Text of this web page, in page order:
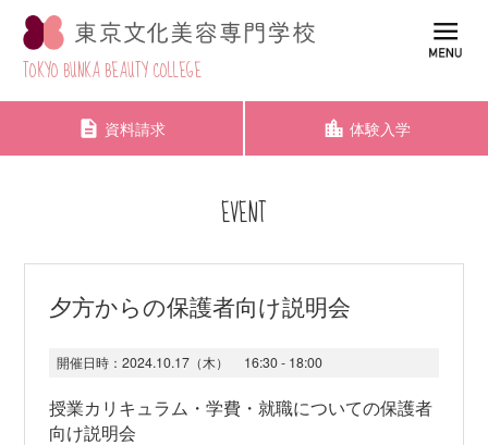
TOKYO BUNKA BEAUTY COLLEGE
資料請求 体験入学
EVENT
夕方からの保護者向け説明会
開催日時： 2024.10.17（木） 16:30 - 18:00
授業カリキュラム・学費・就職についての保護者
向け説明会